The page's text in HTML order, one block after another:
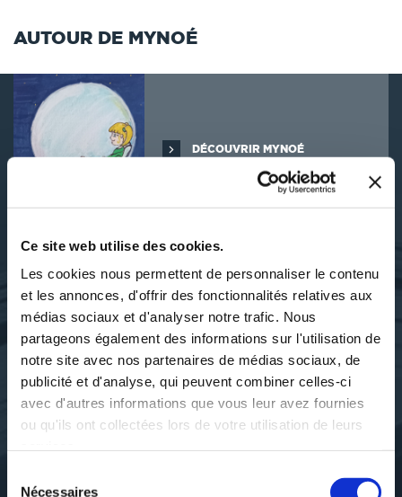
Ce site web utilise des cookies.
Les cookies nous permettent de personnaliser le contenu
et les annonces, d'offrir des fonctionnalités relatives aux
médias sociaux et d'analyser notre trafic. Nous
partageons également des informations sur l'utilisation de
notre site avec nos partenaires de médias sociaux, de
publicité et d'analyse, qui peuvent combiner celles-ci
avec d'autres informations que vous leur avez fournies
ou qu'ils ont collectées lors de votre utilisation de leurs
Nécessaires
AUTOUR DE MYNOÉ
DÉCOUVRIR MYNOÉ
SES OUVRAGES